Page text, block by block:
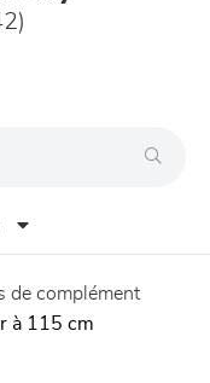
de complément
à 115 cm